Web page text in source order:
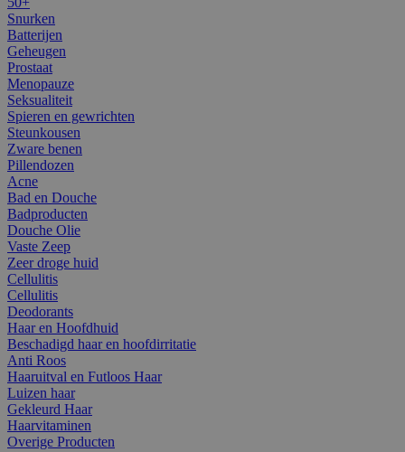
Snurken
Batterijen
Geheugen
Prostaat
Menopauze
Seksualiteit
Spieren en gewrichten
Steunkousen
Zware benen
Pillendozen
Acne
Bad en Douche
Badproducten
Douche Olie
Vaste Zeep
Zeer droge huid
Cellulitis
Cellulitis
Deodorants
Haar en Hoofdhuid
Beschadigd haar en hoofdirritatie
Anti Roos
Haaruitval en Futloos Haar
Luizen haar
Gekleurd Haar
Haarvitaminen
Overige Producten